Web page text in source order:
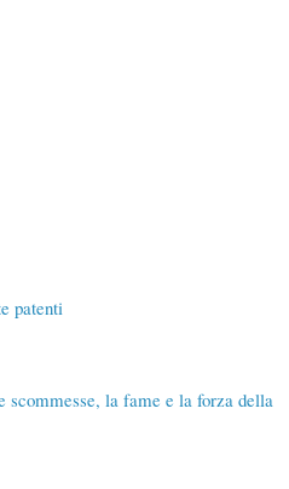
patenti
scommesse, la fame e la forza della